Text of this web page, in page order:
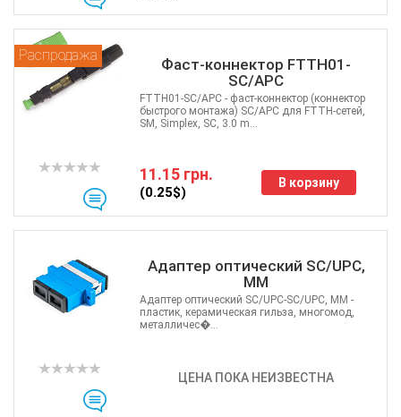
Фаст-коннектор FTTH01-
SC/APC
Распродажа
11.15 грн.
(0.25$)
В корзину
FTTH01-SC/APC - фаст-коннектор (коннектор
быстрого монтажа) SC/APC для FTTH-сетей,
SM, Simplex, SC, 3.0 m...
Адаптер оптический SC/UPC,
MM
ЦЕНА ПОКА НЕИЗВЕСТНА
Адаптер оптический SC/UPC-SC/UPC, MM -
пластик, керамическая гильза, многомод,
металличес�...